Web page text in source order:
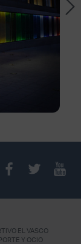
EL VASCO
Y OCIO